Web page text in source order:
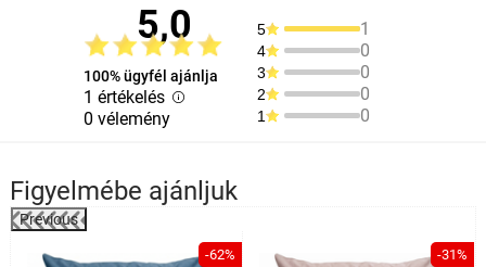
5,0
100% ügyfél ajánlja
1 értékelés
0 vélemény
5 1
4 0
3 0
2 0
1 0
Figyelmébe ajánljuk
Previous
-62% -31%